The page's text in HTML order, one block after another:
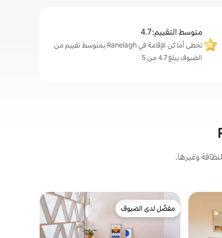
متوسط التقييم: 4.7
تحظى أماكن الإقامة في Ranelagh بمتوسط تقييم من
الضيوف يبلغ 4.7 من 5
وغيرها.
مفضّل لدى الضيوف
مفضّل لدى الضيوف